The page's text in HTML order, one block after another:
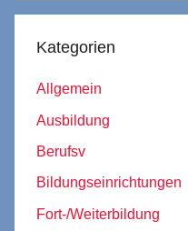
Kategorien
Allgemein
Ausbildung
Berufsv
Bildungseinrichtungen
Fort-/Weiterbildung